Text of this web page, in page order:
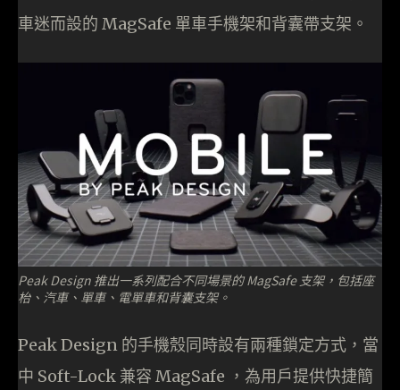
車迷而設的 MagSafe 單車手機架和背囊帶支架。
Peak Design 推出一系列配合不同場景的 MagSafe 支架，包括座
枱、汽車、單車、電單車和背囊支架。
Peak Design 的手機殼同時設有兩種鎖定方式，當
中 Soft-Lock 兼容 MagSafe ，為用戶提供快捷簡